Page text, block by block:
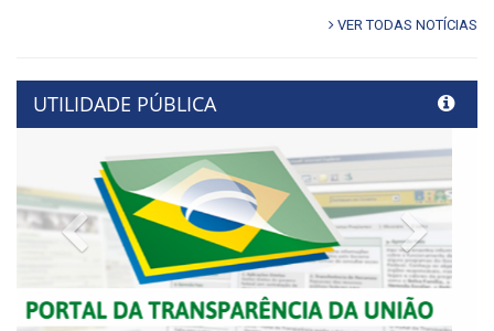
VER TODAS NOTÍCIAS
UTILIDADE PÚBLICA
Previous